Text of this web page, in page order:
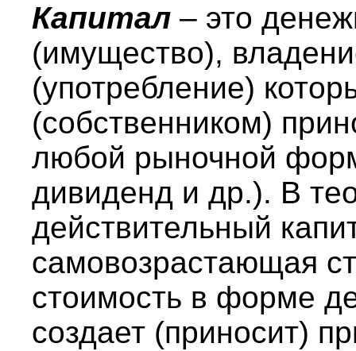
Капитал – это
(имущество),
(употребление)
(собственником)
любой рыночной
дивиденд и др.). В
действительный
самовозрастающая
стоимость в форме
создает (приносит)